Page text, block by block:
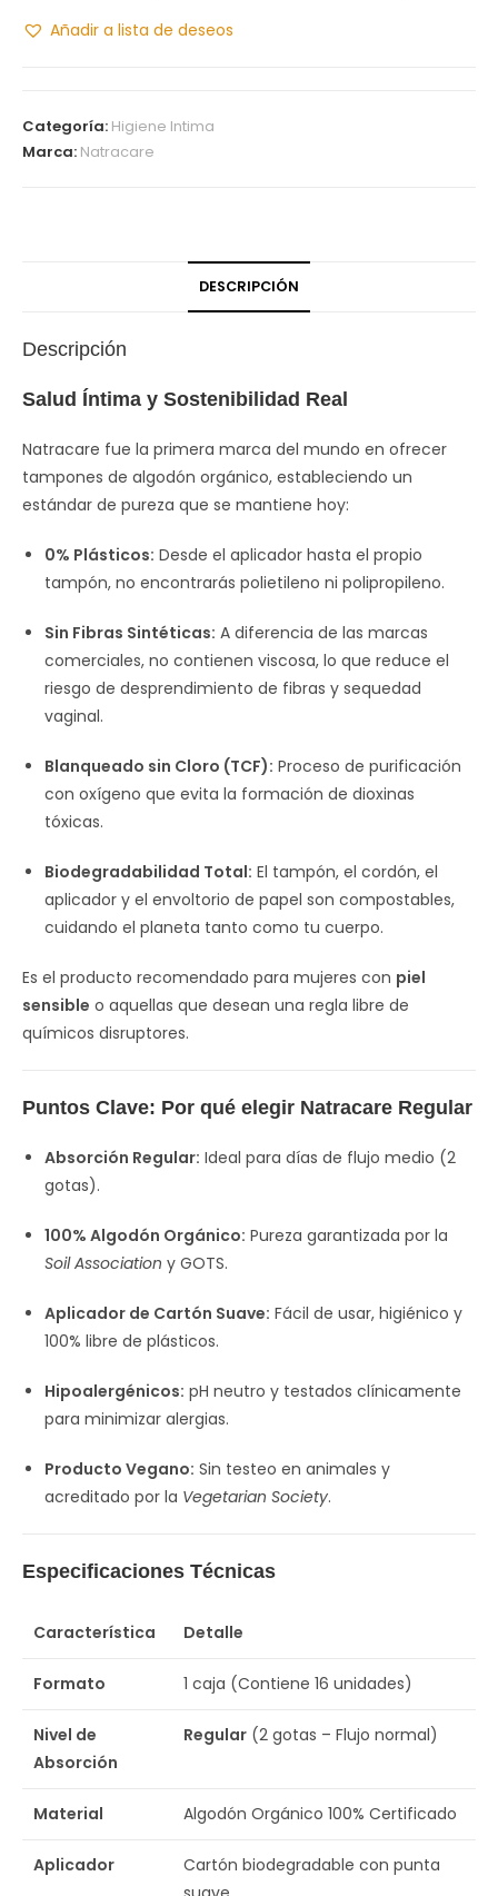
Añadir a lista de deseos
Categoría: Higiene Intima
Marca: Natracare
DESCRIPCIÓN
Descripción
Salud Íntima y Sostenibilidad Real
Natracare fue la primera marca del mundo en ofrecer
tampones de algodón orgánico, estableciendo un
estándar de pureza que se mantiene hoy:
0% Plásticos: Desde el aplicador hasta el propio
tampón, no encontrarás polietileno ni polipropileno.
Sin Fibras Sintéticas: A diferencia de las marcas
comerciales, no contienen viscosa, lo que reduce el
riesgo de desprendimiento de fibras y sequedad
vaginal.
Blanqueado sin Cloro (TCF): Proceso de purificación
con oxígeno que evita la formación de dioxinas
tóxicas.
Biodegradabilidad Total: El tampón, el cordón, el
aplicador y el envoltorio de papel son compostables,
cuidando el planeta tanto como tu cuerpo.
Es el producto recomendado para mujeres con piel
sensible o aquellas que desean una regla libre de
químicos disruptores.
Puntos Clave: Por qué elegir Natracare Regular
Absorción Regular: Ideal para días de flujo medio (2
gotas).
100% Algodón Orgánico: Pureza garantizada por la
Soil Association y GOTS.
Aplicador de Cartón Suave: Fácil de usar, higiénico y
100% libre de plásticos.
Hipoalergénicos: pH neutro y testados clínicamente
para minimizar alergias.
Producto Vegano: Sin testeo en animales y
acreditado por la Vegetarian Society.
Especificaciones Técnicas
Característica Detalle
Formato 1 caja (Contiene 16 unidades)
Nivel de
Absorción
Regular (2 gotas – Flujo normal)
Material Algodón Orgánico 100% Certificado
Aplicador
Cartón biodegradable con punta